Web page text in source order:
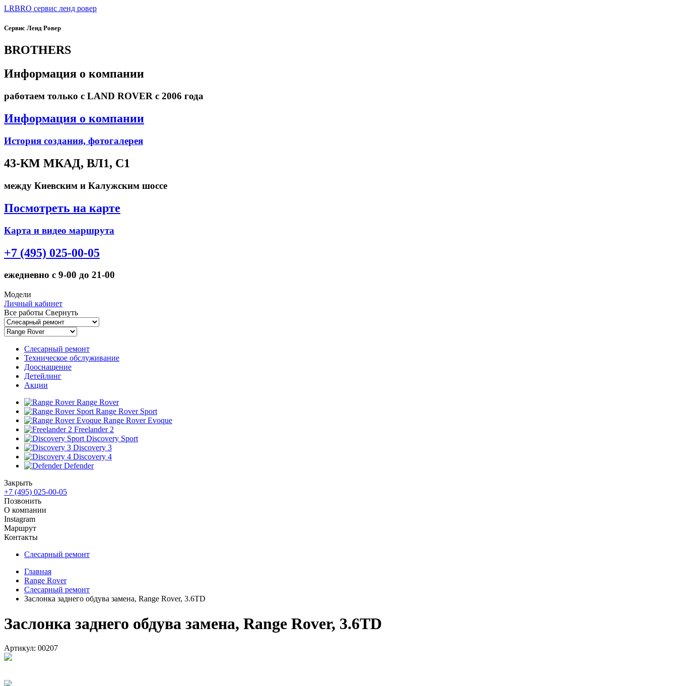
LRBRO сервис ленд ровер
Сервис Ленд Ровер
BROTHERS
Информация о компании
работаем только с LAND ROVER с 2006 года
Информация о компании
История создания, фотогалерея
43-КМ МКАД, ВЛ1, С1
между Киевским и Калужским шоссе
Посмотреть на карте
Карта и видео маршрута
+7 (495) 025-00-05
ежедневно с 9-00 до 21-00
Модели
Личный кабинет
Все работы Свернуть
Слесарный ремонт
Техническое обслуживание
Дооснащение
Детейлинг
Акции
Range Rover
Range Rover Sport
Range Rover Evoque
Freelander 2
Discovery Sport
Discovery 3
Discovery 4
Defender
Закрыть
+7 (495) 025-00-05
Позвонить
О компании
Instagram
Маршрут
Контакты
Слесарный ремонт
Главная
Range Rover
Слесарный ремонт
Заслонка заднего обдува замена, Range Rover, 3.6ТD
Заслонка заднего обдува замена, Range Rover, 3.6ТD
Артикул: 00207